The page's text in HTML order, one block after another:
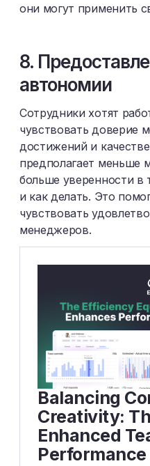
они могут применить
8.
автономии
Сотрудники хотят
чувствовать доверие
достижений и
предполагает меньше
больше уверенности
и как делать. Это
чувствовать
менеджеров.
Balancing
Creativity:
Enhanced
Performance